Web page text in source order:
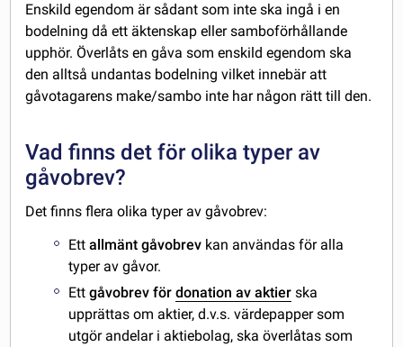
Enskild egendom är sådant som inte ska ingå i en
bodelning då ett äktenskap eller samboförhållande
upphör. Överlåts en gåva som enskild egendom ska
den alltså undantas bodelning vilket innebär att
gåvotagarens make/sambo inte har någon rätt till den.
Vad finns det för olika typer av
gåvobrev?
Det finns flera olika typer av gåvobrev:
Ettallmänt gåvobrev kan användas för alla
typer av gåvor.
Ettgåvobrev fördonation av aktier ska
upprättas om aktier, d.v.s. värdepapper som
utgör andelar i aktiebolag, ska överlåtas som